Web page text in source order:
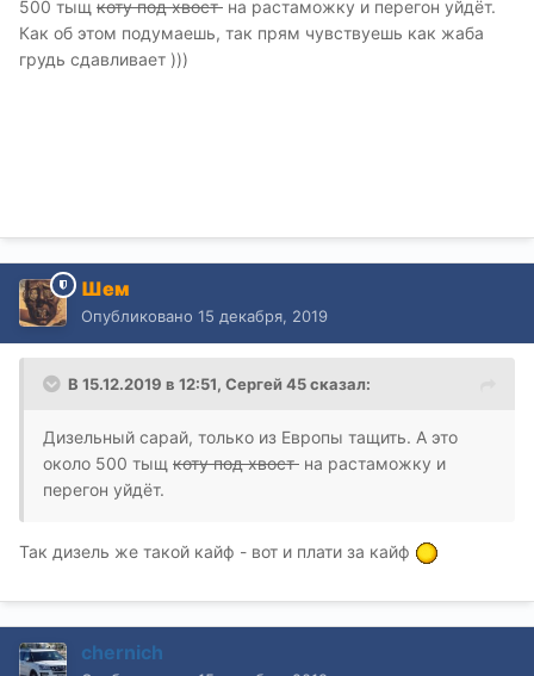
500 тыщ коту под хвост на растаможку и перегон уйдёт.
Как об этом подумаешь, так прям чувствуешь как жаба
грудь сдавливает )))
Шем
Опубликовано 15 декабря, 2019
В 15.12.2019 в 12:51, Сергей 45сказал:
Дизельный сарай, только из Европы тащить. А это
около 500 тыщ коту под хвост на растаможку и
перегон уйдёт.
Так дизель же такой кайф - вот и плати за кайф
chernich